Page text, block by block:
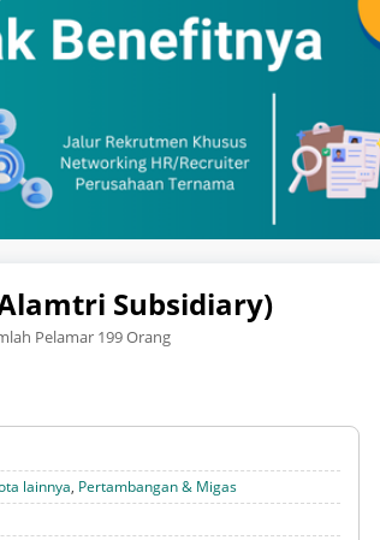
Subsidiary)
Pelamar 199 Orang
lainnya, Pertambangan & Migas